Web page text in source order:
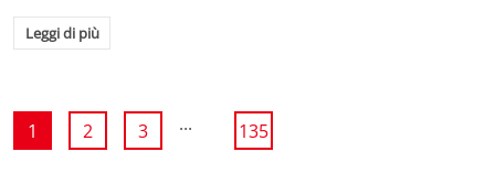
Leggi di più
1 2 3 ... 135